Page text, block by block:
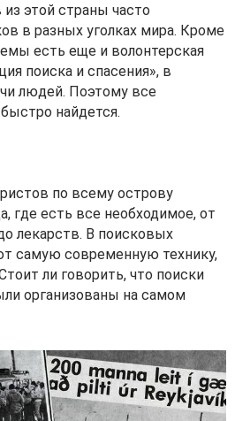
этой страны часто
в разных уголках мира. Кроме
есть еще и волонтерская
поиска и спасения», в
людей. Поэтому все
найдется.
по всему острову
где есть все необходимое, от
лекарств. В поисковых
самую современную технику,
ли говорить, что поиски
организованы на самом